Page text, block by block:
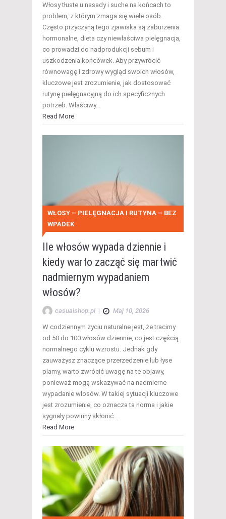
Włosy tłuste u nasady i suche na końcach to
problem, z którym zmaga się wiele osób.
Często przyczyną tego zjawiska są zaburzenia
hormonalne, dieta czy niewłaściwa pielęgnacja,
co prowadzi do nadprodukcji sebum i
uszkodzenia końcówek. Aby przywrócić
równowagę i zdrowy wygląd swoich włosów,
kluczowe jest zrozumienie, jak dostosować
rutynę pielęgnacyjną do ich specyficznych
potrzeb. Właściwy…
Read More
WŁOSY – PIELĘGNACJA I RUTYNA – BEZ
WPADEK
Ile włosów wypada dziennie i
kiedy warto zacząć się martwić
nadmiernym wypadaniem
włosów?
casualshop.pl | Maj 10, 2026
W codziennym życiu naturalne jest, że tracimy
od 50 do 100 włosów dziennie, co jest częścią
normalnego cyklu wzrostu. Jednak gdy
zauważysz znaczące przerzedzenie lub łyse
plamy, warto zwrócić uwagę na te objawy,
ponieważ mogą wskazywać na nadmierne
wypadanie włosów. W takiej sytuacji kluczowe
jest zrozumienie, co oznacza ta norma i jakie
sygnały powinny skłonić…
Read More